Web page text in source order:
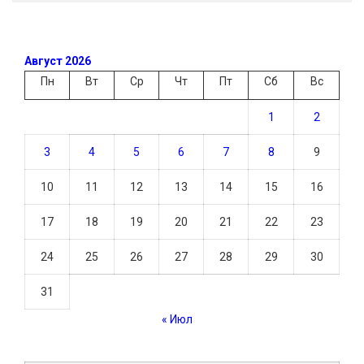
Август 2026
Пн
Вт Ср Чт Пт Сб Вс
1 2
3 4 5 6 7 8 9
10 11 12 13 14 15 16
17 18 19 20 21 22 23
24 25 26 27 28 29 30
31
« Июл